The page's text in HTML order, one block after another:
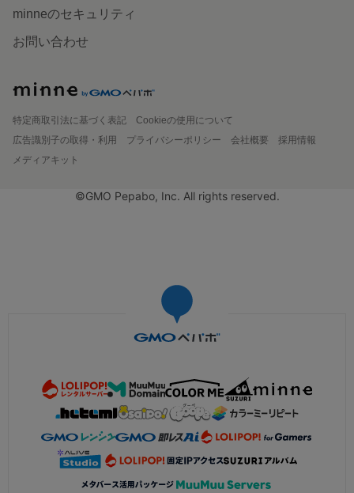
minneのセキュリティ
お問い合わせ
特定商取引法に基づく表記
Cookieの使用について
広告識別子の取得・利用
プライバシーポリシー 会社概要
採用情報
メディアキット
©GMO Pepabo, Inc. All rights reserved.